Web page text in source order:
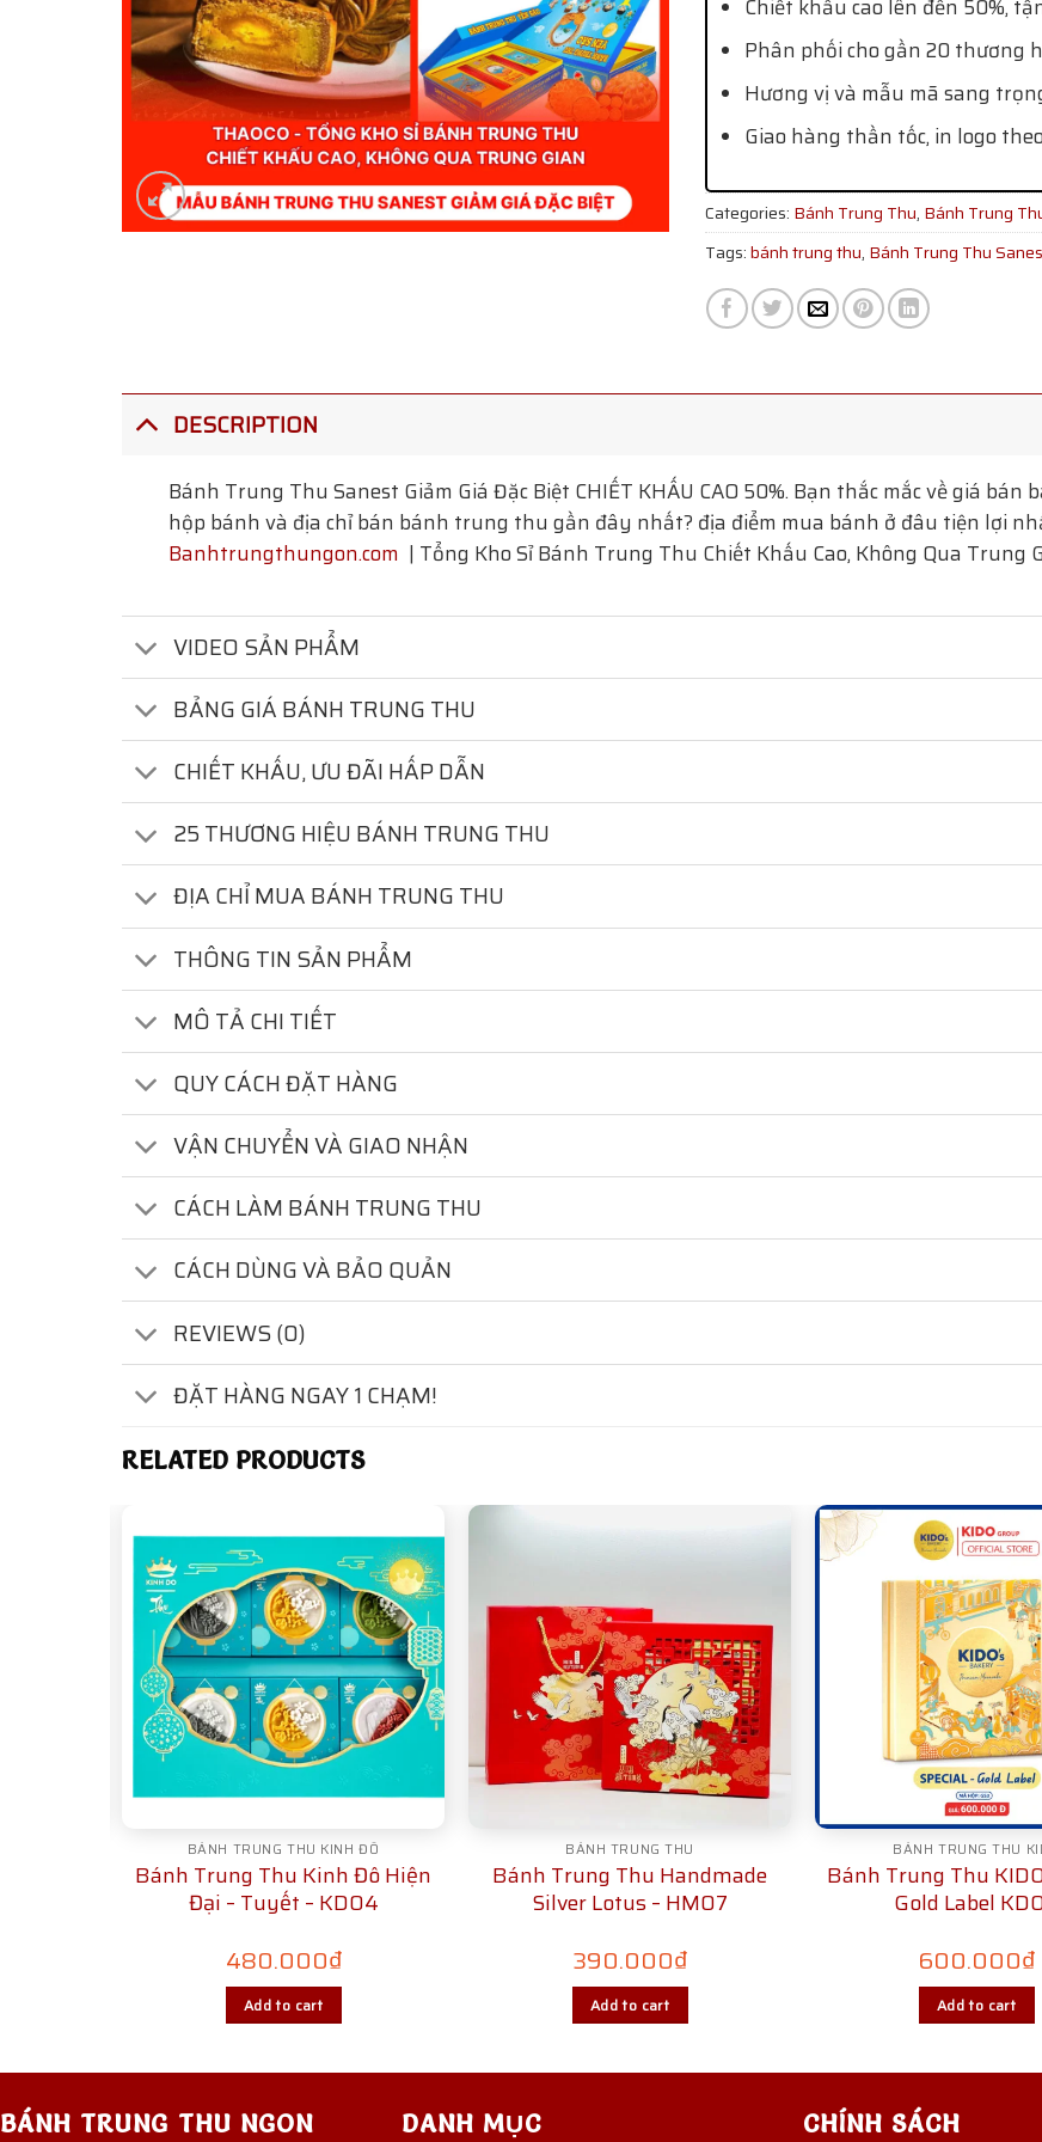
Chiết khấu cao lên đến 50%,
Phân phối cho gần 20 thương
Hương vị và mẫu mã sang
Giao hàng thần tốc, in logo
Categories: Bánh Trung Thu, Bánh Trung
Tags:bánh trung thu, Bánh Trung Thu
DESCRIPTION
Bánh Trung Thu Sanest Giảm Giá Đặc Biệt CHIẾT KHẤU CAO 50%. Bạn thắc mắc về giá
hộp bánh và địa chỉ bán bánh trung thu gần đây nhất? địa điểm mua bánh ở đâu tiện lợi
Banhtrungthungon.com | Tổng Kho Sỉ Bánh Trung Thu Chiết Khấu Cao, Không Qua Trung
VIDEO SẢN PHẨM
BẢNG GIÁ BÁNH TRUNG THU
CHIẾT KHẤU, ƯU ĐÃI HẤP DẪN
25 THƯƠNG HIỆU BÁNH TRUNG THU
ĐỊA CHỈ MUA BÁNH TRUNG THU
THÔNG TIN SẢN PHẨM
MÔ TẢ CHI TIẾT
QUY CÁCH ĐẶT HÀNG
VẬN CHUYỂN VÀ GIAO NHẬN
CÁCH LÀM BÁNH TRUNG THU
CÁCH DÙNG VÀ BẢO QUẢN
REVIEWS (0)
ĐẶT HÀNG NGAY 1 CHẠM!
RELATED PRODUCTS
BÁNH TRUNG THU KINH ĐÔ
Bánh Trung Thu Kinh Đô Hiện
Đại – Tuyết – KD04
480.000₫
Add to cart
BÁNH TRUNG THU
Bánh Trung Thu Handmade
Silver Lotus – HM07
390.000₫
Add to cart
BÁNH TRUNG THU
Bánh Trung Thu
Gold Label
600.000₫
Add to cart
BÁNH TRUNG THU NGON DANH MỤC CHÍNH SÁCH